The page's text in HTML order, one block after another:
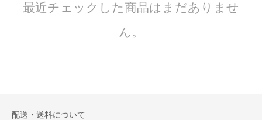
最近チェックした商品はまだありませ
ん。
配送・送料について